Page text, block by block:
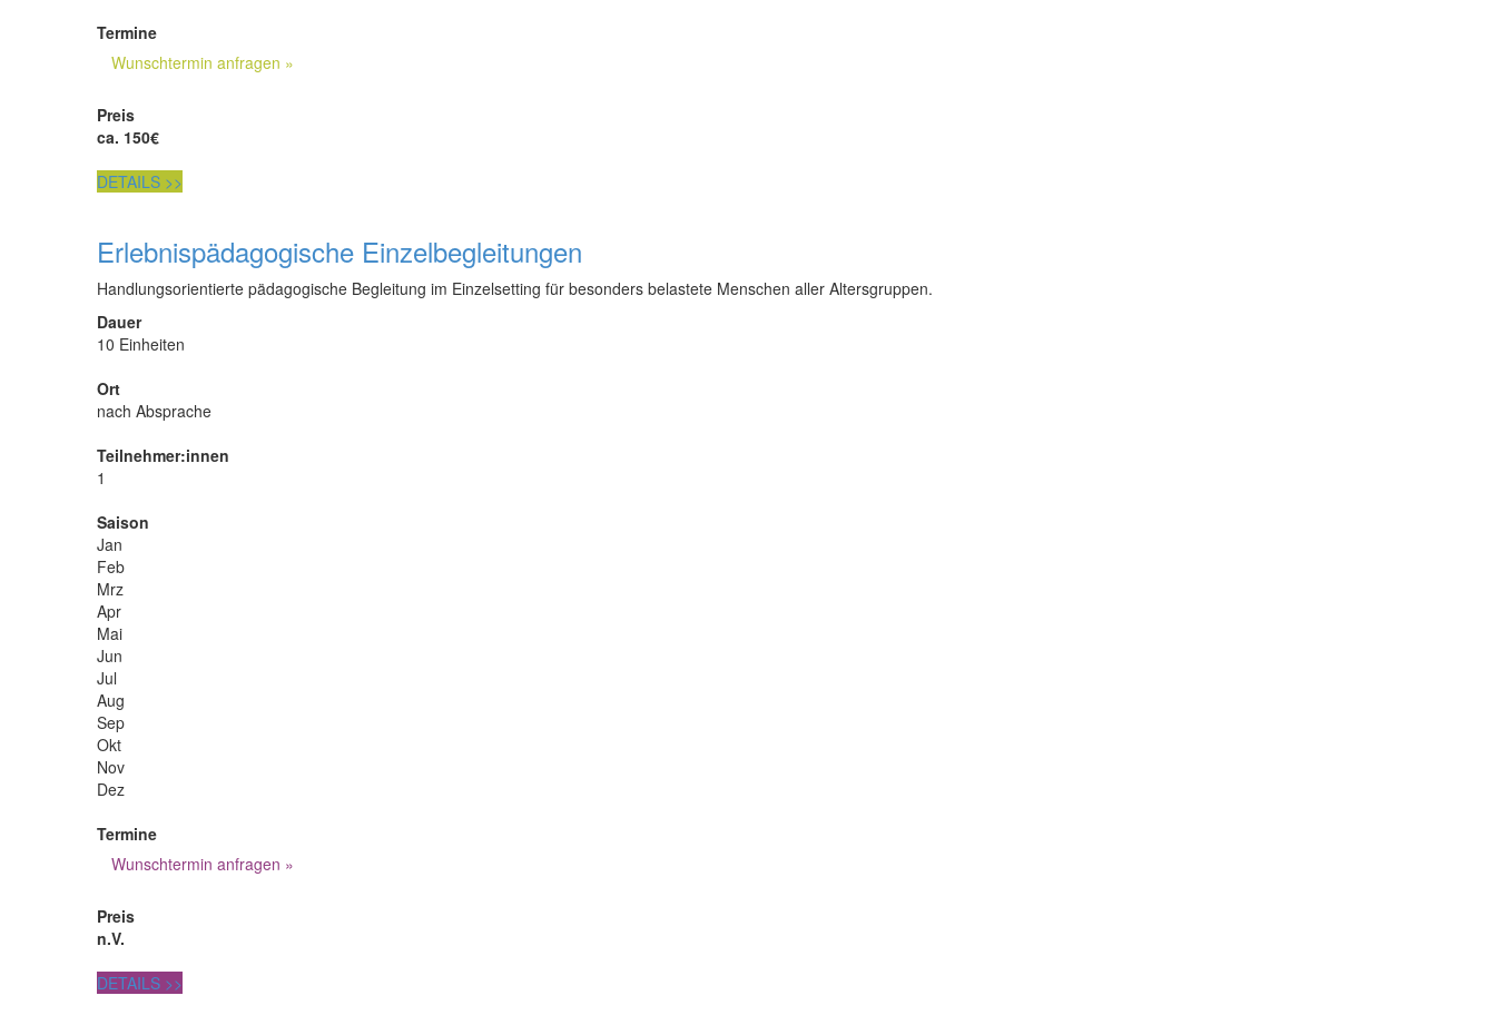
Termine
Wunschtermin anfragen »
Preis
ca. 150€
DETAILS >>
Erlebnispädagogische Einzelbegleitungen
Handlungsorientierte pädagogische Begleitung im Einzelsetting für besonders belastete Menschen aller Altersgruppen.
Dauer
10 Einheiten
Ort
nach Absprache
Teilnehmer:innen
1
Saison
Jan
Feb
Mrz
Apr
Mai
Jun
Jul
Aug
Sep
Okt
Nov
Dez
Termine
Wunschtermin anfragen »
Preis
n.V.
DETAILS >>